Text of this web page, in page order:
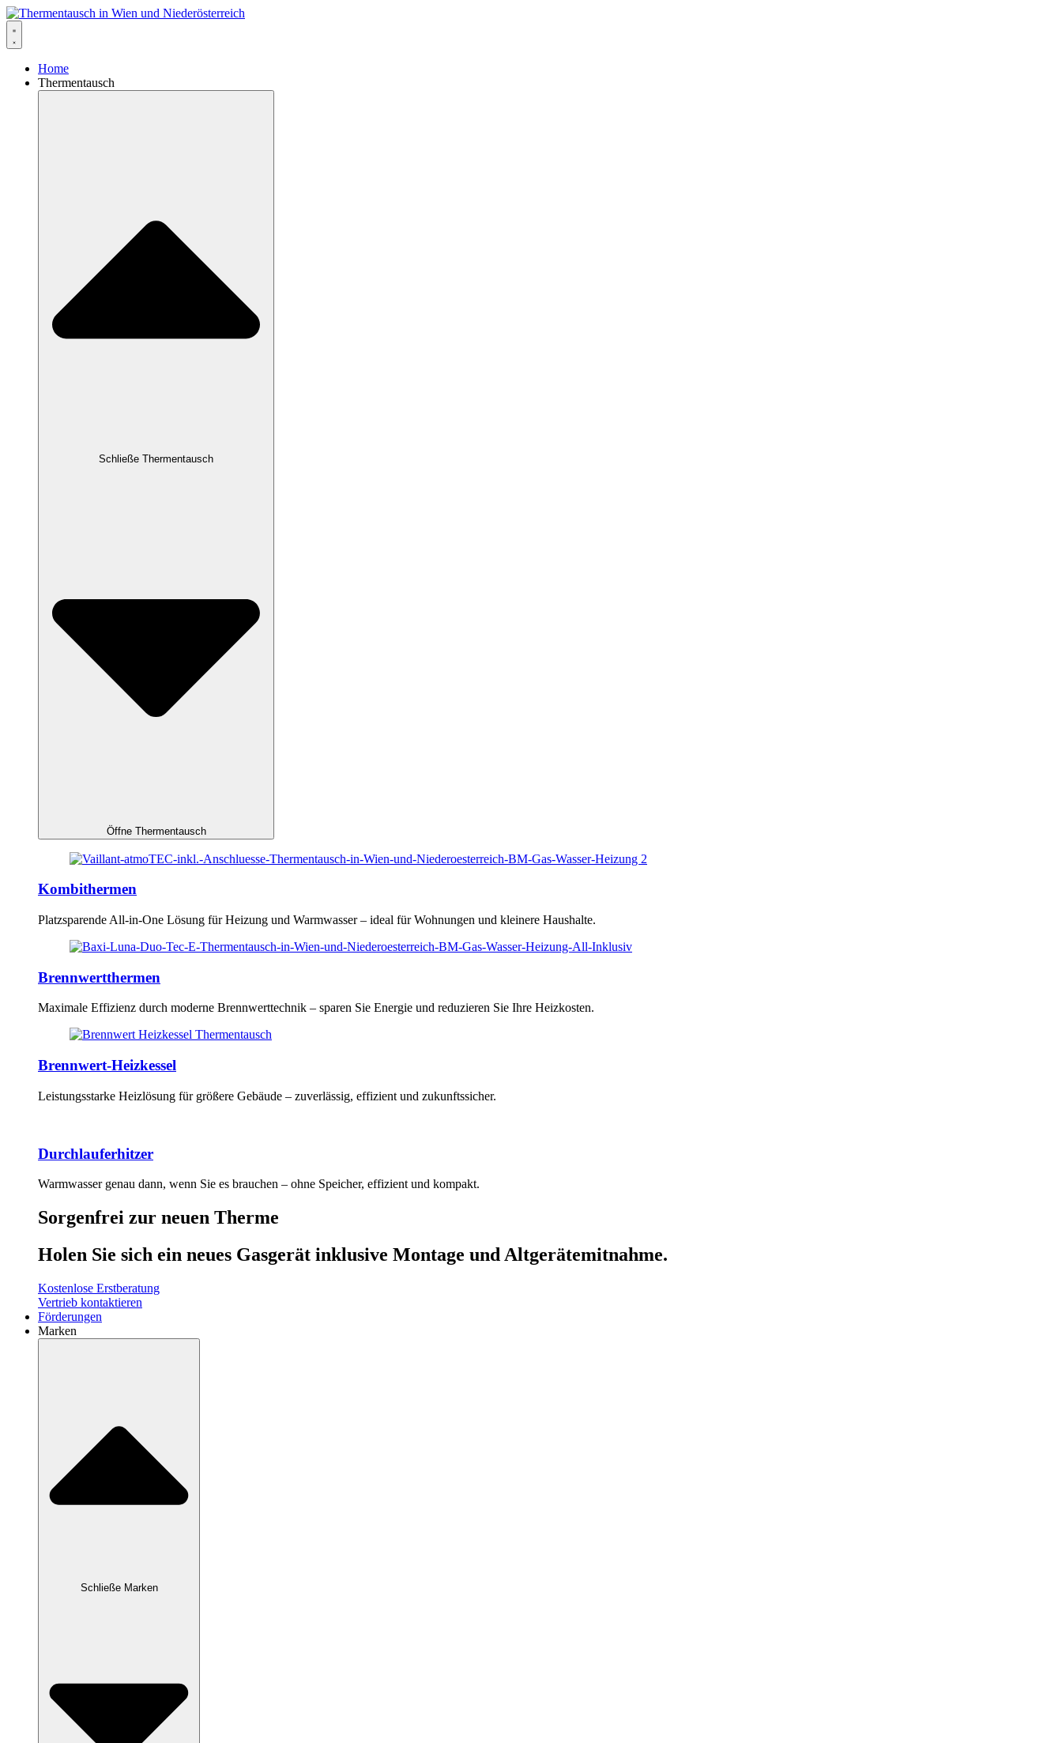
Home
Thermentausch
Schließe Thermentausch
Öffne Thermentausch
Kombithermen
Platzsparende All-in-One Lösung für Heizung und Warmwasser – ideal für Wohnungen und kleinere Haushalte.
Brennwertthermen
Maximale Effizienz durch moderne Brennwerttechnik – sparen Sie Energie und reduzieren Sie Ihre Heizkosten.
Brennwert-Heizkessel
Leistungsstarke Heizlösung für größere Gebäude – zuverlässig, effizient und zukunftssicher.
Durchlauferhitzer
Warmwasser genau dann, wenn Sie es brauchen – ohne Speicher, effizient und kompakt.
Sorgenfrei zur neuen Therme
Holen Sie sich ein neues Gasgerät inklusive Montage und Altgerätemitnahme.
Kostenlose Erstberatung
Vertrieb kontaktieren
Förderungen
Marken
Schließe Marken